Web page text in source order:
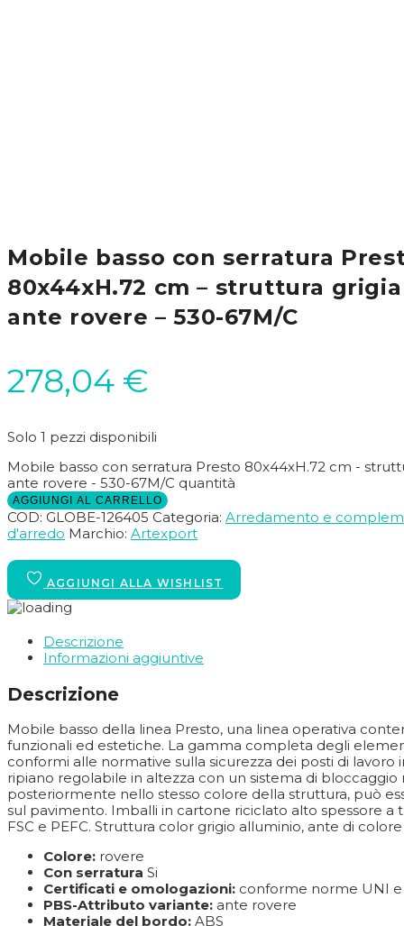
Mobile basso con serratura
80x44xH.72 cm – struttura
ante rovere – 530-67M/C
278,04 €
Solo 1 pezzi disponibili
Mobile basso con serratura Presto 80x44xH.72 cm -
ante rovere - 530-67M/C quantità
AGGIUNGI AL CARRELLO
COD: GLOBE-126405 Categoria: Arredamento e
d'arredo Marchio: Artexport
Descrizione
Informazioni aggiuntive
Descrizione
Mobile basso della linea Presto, una linea operativa
funzionali ed estetiche. La gamma completa degli
conformi alle normative sulla sicurezza dei posti di lavoro
ripiano regolabile in altezza con un sistema di
posteriormente nello stesso colore della struttura, può
sul pavimento. Imballi in cartone riciclato alto spessore
FSC e PEFC. Struttura color grigio alluminio, ante di
Colore: rovere
Con serratura Si
Certificati e omologazioni: conforme norme UNI e
PBS-Attributo variante: ante rovere
Materiale del bordo: ABS